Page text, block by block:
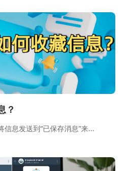
？
息发送到“已保存消息”来...